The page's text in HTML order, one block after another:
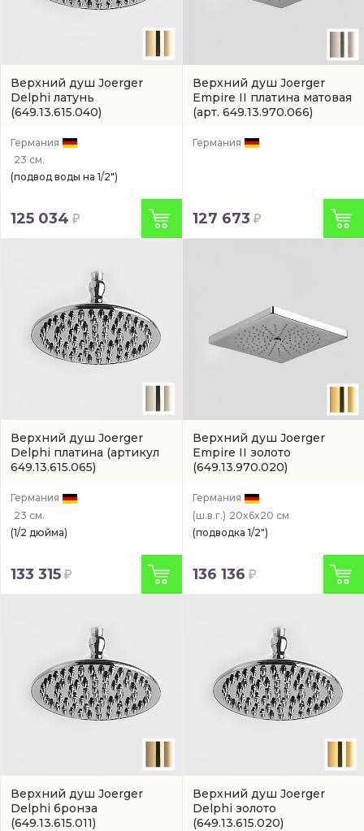
Верхний душ Joerger
Delphi латунь
(649.13.615.040)
Германия
23 см.
(подвод воды на 1/2")
125 034
Верхний душ Joerger
Empire II платина матовая
(арт. 649.13.970.066)
Германия
127 673
Верхний душ Joerger
Delphi платина (артикул
649.13.615.065)
Германия
23 см.
(1/2 дюйма)
133 315
Верхний душ Joerger
Empire II золото
(649.13.970.020)
Германия
(ш.в.г.) 20x6x20 см
(подводка 1/2")
136 136
Верхний душ Joerger
Delphi бронза
(649.13.615.011)
Верхний душ Joerger
Delphi золото
(649.13.615.020)